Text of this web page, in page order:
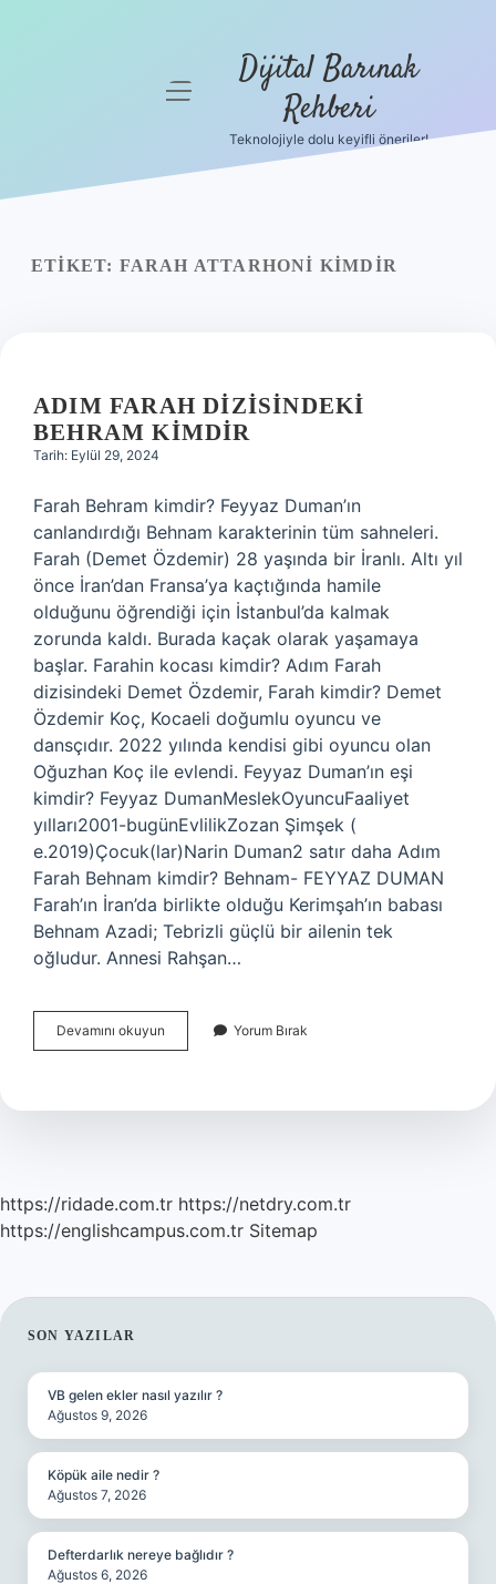
menüyü
Dijital Barınak
Rehberi
Teknolojiyle dolu keyifli öneriler!
ETIKET: FARAH ATTARHONI KIMDIR
ADIM FARAH DIZISINDEKI
BEHRAM KIMDIR
Tarih: Eylül 29, 2024
Farah Behram kimdir? Feyyaz Duman’ın
canlandırdığı Behnam karakterinin tüm sahneleri.
Farah (Demet Özdemir) 28 yaşında bir İranlı. Altı yıl
önce İran’dan Fransa’ya kaçtığında hamile
olduğunu öğrendiği için İstanbul’da kalmak
zorunda kaldı. Burada kaçak olarak yaşamaya
başlar. Farahin kocası kimdir? Adım Farah
dizisindeki Demet Özdemir, Farah kimdir? Demet
Özdemir Koç, Kocaeli doğumlu oyuncu ve
dansçıdır. 2022 yılında kendisi gibi oyuncu olan
Oğuzhan Koç ile evlendi. Feyyaz Duman’ın eşi
kimdir? Feyyaz DumanMeslekOyuncuFaaliyet
yılları2001-bugünEvlilikZozan Şimşek (
e.2019)Çocuk(lar)Narin Duman2 satır daha Adım
Farah Behnam kimdir? Behnam- FEYYAZ DUMAN
Farah’ın İran’da birlikte olduğu Kerimşah’ın babası
Behnam Azadi; Tebrizli güçlü bir ailenin tek
oğludur. Annesi Rahşan…
Devamını okuyun
Farah
Kimdir
Yorum Bırak
https://ridade.com.tr https://netdry.com.tr
https://englishcampus.com.tr Sitemap
SIDEBAR
SON YAZILAR
VB gelen ekler nasıl yazılır ?
Ağustos 9, 2026
Köpük aile nedir ?
Ağustos 7, 2026
Defterdarlık nereye bağlıdır ?
Ağustos 6, 2026